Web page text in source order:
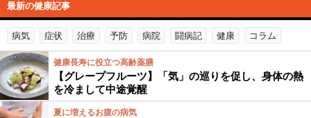
最新の健康記事
病気 症状 治療 予防 病院 闘病記 健康 コラム
健康長寿に役立つ高齢薬膳
【グレープフルーツ】「気」の巡りを促し、身体の熱
を冷まして中途覚醒
夏に増えるお腹の病気